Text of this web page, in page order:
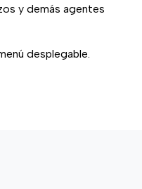
y demás agentes
desplegable.